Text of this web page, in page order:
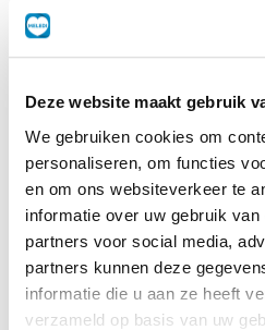
Deze website maakt gebruik
We gebruiken cookies om
personaliseren, om functies
en om ons websiteverkeer te
informatie over uw gebruik
partners voor social media,
partners kunnen deze
informatie die u aan ze heeft
verzameld op basis van uw